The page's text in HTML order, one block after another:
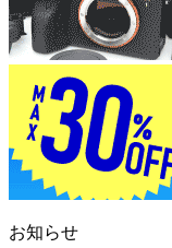
お知らせ